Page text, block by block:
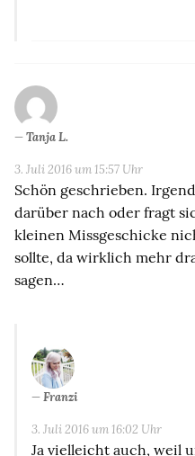
Tanja L.
3. Juli 2016 um 15:57 Uhr
Schön geschrieben.
darüber nach oder fragt
kleinen Missgeschicke
sollte, da wirklich mehr
sagen…
Franzi
3. Juli 2016 um 16:02 Uhr
Ja vielleicht auch, weil